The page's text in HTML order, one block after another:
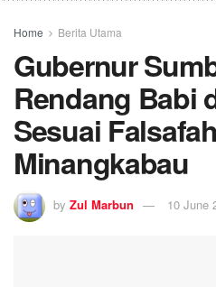
Home Berita Utama
Gubernur
Rendang Babi
Sesuai Falsafah
Minangkabau
by Zul Marbun 10 June